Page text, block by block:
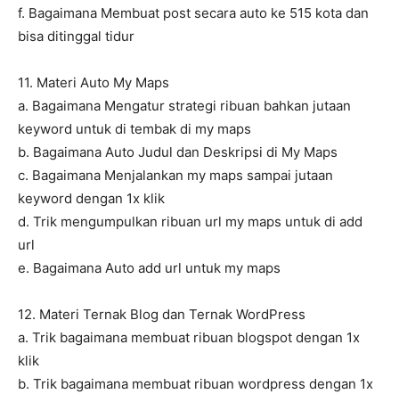
f. Bagaimana Membuat post secara auto ke 515 kota dan
bisa ditinggal tidur
11. Materi Auto My Maps
a. Bagaimana Mengatur strategi ribuan bahkan jutaan
keyword untuk di tembak di my maps
b. Bagaimana Auto Judul dan Deskripsi di My Maps
c. Bagaimana Menjalankan my maps sampai jutaan
keyword dengan 1x klik
d. Trik mengumpulkan ribuan url my maps untuk di add
url
e. Bagaimana Auto add url untuk my maps
12. Materi Ternak Blog dan Ternak WordPress
a. Trik bagaimana membuat ribuan blogspot dengan 1x
klik
b. Trik bagaimana membuat ribuan wordpress dengan 1x